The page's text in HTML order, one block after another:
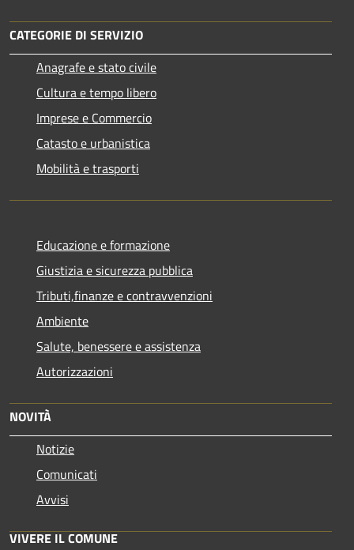
CATEGORIE DI SERVIZIO
Anagrafe e stato civile
Cultura e tempo libero
Imprese e Commercio
Catasto e urbanistica
Mobilità e trasporti
Educazione e formazione
Giustizia e sicurezza pubblica
Tributi,finanze e contravvenzioni
Ambiente
Salute, benessere e assistenza
Autorizzazioni
NOVITÀ
Notizie
Comunicati
Avvisi
VIVERE IL COMUNE